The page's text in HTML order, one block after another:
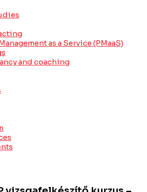
as a Service (PMaaS)
and coaching